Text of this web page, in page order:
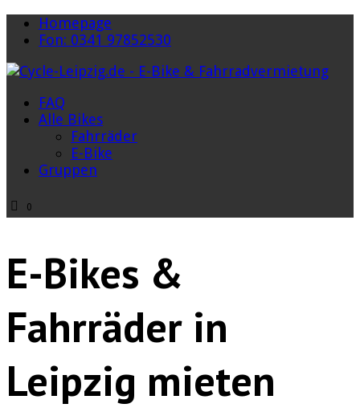
Homepage
Fon: 0341 97852530
FAQ
Alle Bikes
Fahrräder
E-Bike
Gruppen
0
E-Bikes &
Fahrräder in
Leipzig mieten